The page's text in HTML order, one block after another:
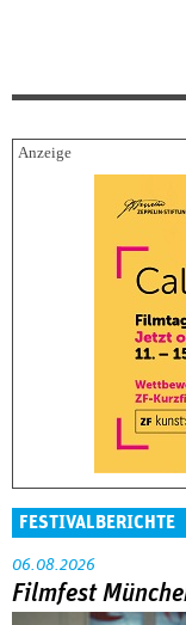
FESTIVALBERICHTE
06.08.2026
Filmfest